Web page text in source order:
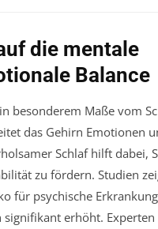
die mentale
Balance
besonderem Maße vom
das Gehirn Emotionen
Schlaf hilft dabei,
zu fördern. Studien
für psychische
erhöht.